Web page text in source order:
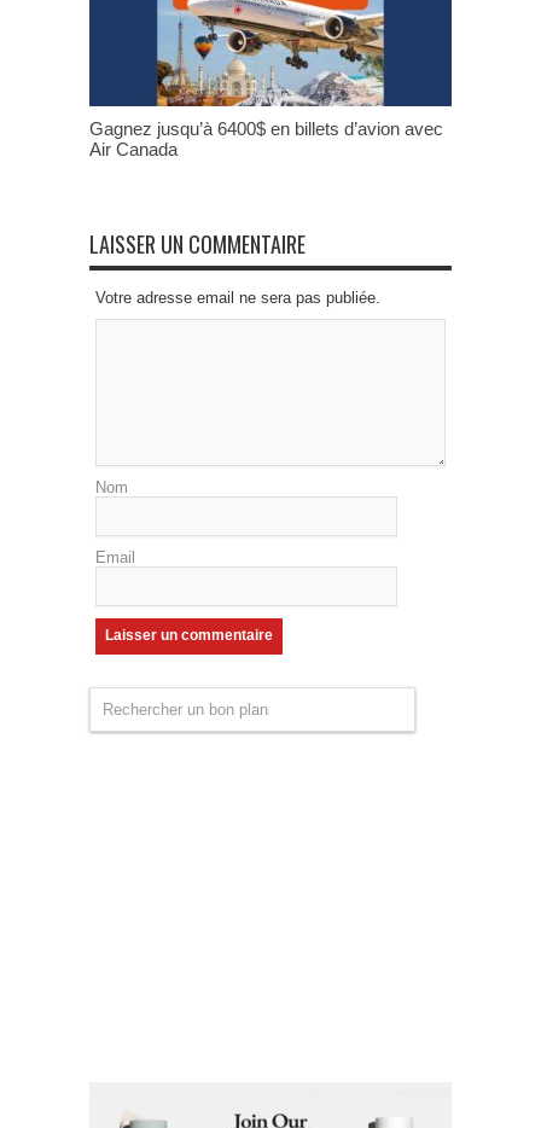
Gagnez jusqu’à 6400$ en billets d’avion avec
Air Canada
LAISSER UN COMMENTAIRE
Votre adresse email ne sera pas publiée.
Nom
Email